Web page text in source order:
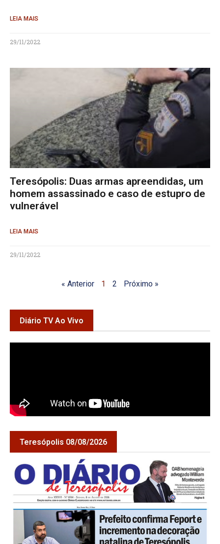
LEIA MAIS
29/11/2022
Teresópolis: Duas armas apreendidas, um
homem assassinado e caso de estupro de
vulnerável
LEIA MAIS
29/11/2022
« Anterior 1 2 Próximo »
Diário TV Ao Vivo
Teresópolis 08/08/2026